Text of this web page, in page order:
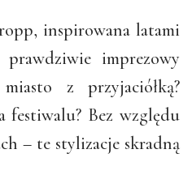
inspirowana latami
imprezowy
z przyjaciółką?
festiwalu? Bez względu
– te stylizacje skradną